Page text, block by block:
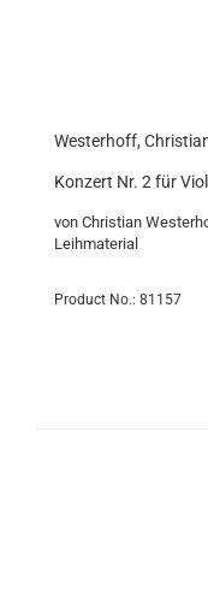
Westerhoff,
Konzert Nr. 2 für
von Christian
Leihmaterial
Product No.: 81157